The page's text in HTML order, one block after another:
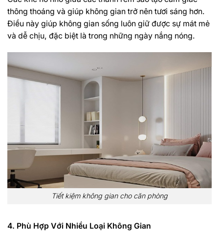
thông thoáng và giúp không gian trở nên tươi sáng hơn.
Điều này giúp không gian sống luôn giữ được sự mát mẻ
và dễ chịu, đặc biệt là trong những ngày nắng nóng.
Tiết kiệm không gian cho căn phòng
4. Phù Hợp Với Nhiều Loại Không Gian